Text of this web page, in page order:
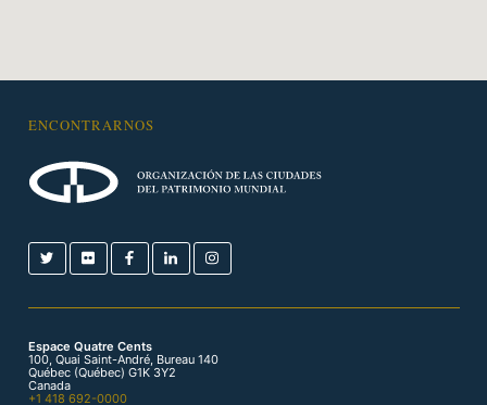
ENCONTRARNOS
Espace Quatre Cents
100, Quai Saint-André, Bureau 140
Québec (Québec) G1K 3Y2
Canada
+1 418 692-0000